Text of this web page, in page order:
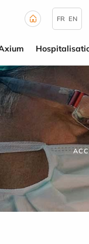
FR EN